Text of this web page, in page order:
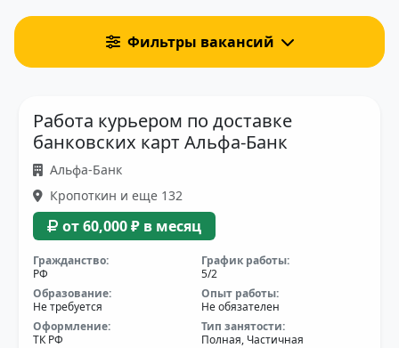
Фильтры вакансий
Работа курьером по доставке
банковских карт Альфа-Банк
Альфа-Банк
Кропоткин и еще 132
от 60,000 ₽ в месяц
Гражданство:
РФ
График работы:
5/2
Образование:
Не требуется
Опыт работы:
Не обязателен
Оформление:
ТК РФ
Тип занятости:
Полная, Частичная